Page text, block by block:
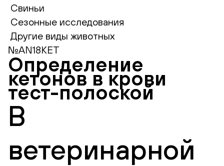
Свиньи
Сезонные исследования
Другие виды животных
№AN18KET
Определение
кетонов в крови
тест-полоской
В
ветеринарной